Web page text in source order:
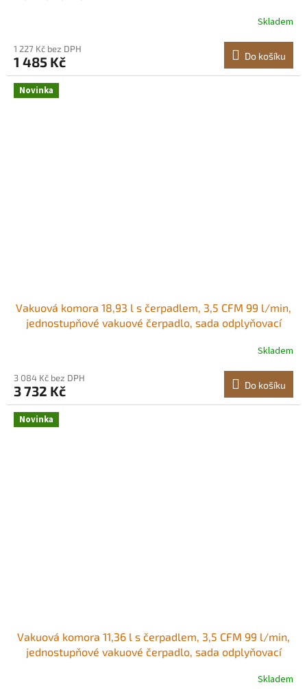
tělo z nerezové oceli, pro plnění vzduchovek aSkladem
1 227 Kč bez DPH
1 485 Kč Do košíku
Novinka
Vakuová komora 18,93 l s čerpadlem, 3,5 CFM 99 l/min,
jednostupňové vakuové čerpadlo, sada odplyňovací
1,5 m, pro stabilizaci dřeva a odplyňování silikonovou
pryskyřicí Protiskluzová rukojeť
Skladem
3 084 Kč bez DPH
3 732 Kč Do košíku
Novinka
Vakuová komora 11,36 l s čerpadlem, 3,5 CFM 99 l/min,
jednostupňové vakuové čerpadlo, sada odplyňovací
1,5 m, pro stabilizaci dřeva a odplyňování silikonovou
Skladem